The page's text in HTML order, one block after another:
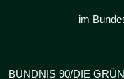
im
BÜNDNIS 90/DIE